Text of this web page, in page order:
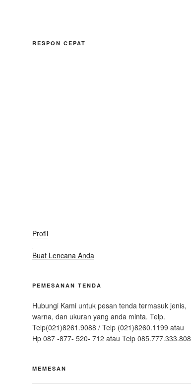
RESPON CEPAT
Profil
Buat Lencana Anda
PEMESANAN TENDA
Hubungi Kami untuk pesan tenda termasuk jenis,
warna, dan ukuran yang anda minta. Telp.
Telp(021)8261.9088 / Telp (021)8260.1199 atau
Hp 087 -877- 520- 712 atau Telp 085.777.333.808
MEMESAN